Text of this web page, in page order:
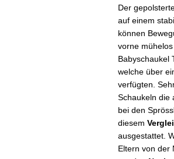
Der
auf einem
können
vorne
Babyschaukel
welche über
verfügten.
Schaukeln die
bei den
diesem
ausgestattet.
Eltern von der